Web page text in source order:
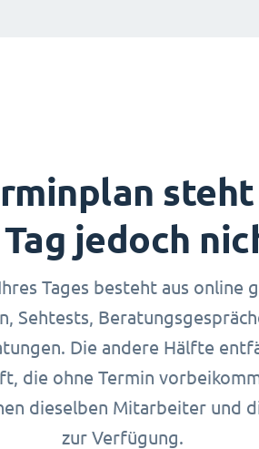
jedoch
Tages besteht aus online
Sehtests,
Die andere Hälfte
die ohne Termin
dieselben Mitarbeiter und
zur Verfügung.